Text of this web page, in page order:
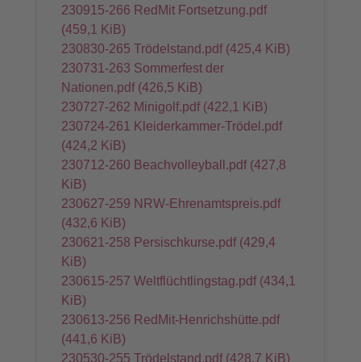
230915-266 RedMit Fortsetzung.pdf
(459,1 KiB)
230830-265 Trödelstand.pdf (425,4 KiB)
230731-263 Sommerfest der
Nationen.pdf (426,5 KiB)
230727-262 Minigolf.pdf (422,1 KiB)
230724-261 Kleiderkammer-Trödel.pdf
(424,2 KiB)
230712-260 Beachvolleyball.pdf (427,8
KiB)
230627-259 NRW-Ehrenamtspreis.pdf
(432,6 KiB)
230621-258 Persischkurse.pdf (429,4
KiB)
230615-257 Weltflüchtlingstag.pdf (434,1
KiB)
230613-256 RedMit-Henrichshütte.pdf
(441,6 KiB)
230530-255 Trödelstand.pdf (428,7 KiB)